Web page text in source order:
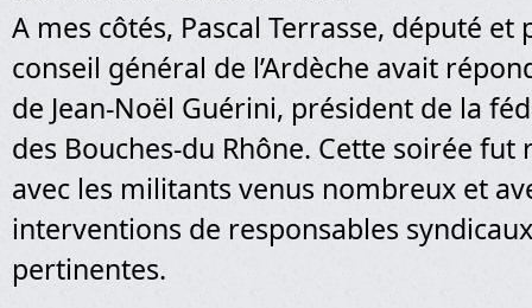
A mes côtés, Pascal Terrasse, député et
conseil général de l’Ardèche avait
de Jean-Noël Guérini, président de la
des Bouches-du Rhône. Cette soirée fut
avec les militants venus nombreux et
interventions de responsables
pertinentes.